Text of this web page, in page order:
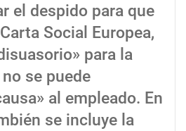
el despido para que
Social Europea,
para la
se puede
al empleado. En
se incluye la